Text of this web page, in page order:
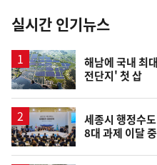
뉴
스
실시간 인기뉴스
해남에 국내 최
전단지' 첫 삽
세종시 행정수
8대 과제 이달